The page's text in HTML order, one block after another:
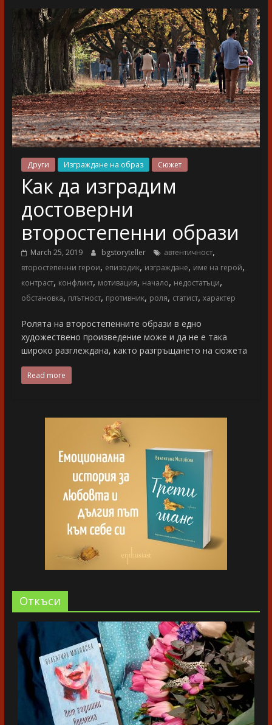
разказ
Други Изграждане на образ Сюжет
Как да изградим
достоверни
второстепенни образи
March 25, 2019 bgstoryteller автентичност,
второстепенни герои, епизодик, изграждане, име на герой,
контраст, конфликт, мотивация, начало, недостатъци,
обстановка, плътност, противник, роля, статист, характер
Ролята на второстепенните образи в едно
художествено произведение може и да не е така
широко разглеждана, както разгръщането на сюжета
Read more
Oткъси